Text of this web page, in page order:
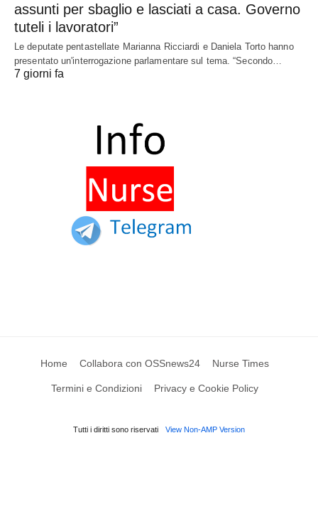
assunti per sbaglio e lasciati a casa. Governo
tuteli i lavoratori”
Le deputate pentastellate Marianna Ricciardi e Daniela Torto hanno
presentato un'interrogazione parlamentare sul tema. “Secondo…
7 giorni fa
Home Collabora con OSSnews24 Nurse Times
Termini e Condizioni Privacy e Cookie Policy
Tutti i diritti sono riservati View Non-AMP Version